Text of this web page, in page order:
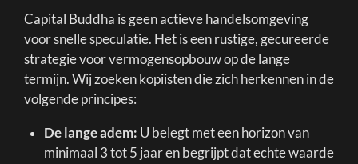
Capital Buddha is geen actieve handelsomgeving
voor snelle speculatie. Het is een rustige, gecureerde
strategie voor vermogensopbouw op de lange
termijn. Wij zoeken kopiisten die zich herkennen in de
volgende principes:
De lange adem: U belegt met een horizon van
minimaal 3 tot 5 jaar en begrijpt dat echte waarde